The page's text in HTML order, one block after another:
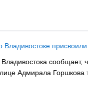
Владивостоке
сообщает,
Адмирала Горшкова